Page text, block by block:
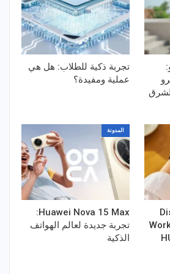
تجربة ذكية للطلاب: هل هي
عملية ومفيدة؟
المدونة
Huawei Nova 15 Max:
تجربة جديدة لعالم الهواتف
الذكية